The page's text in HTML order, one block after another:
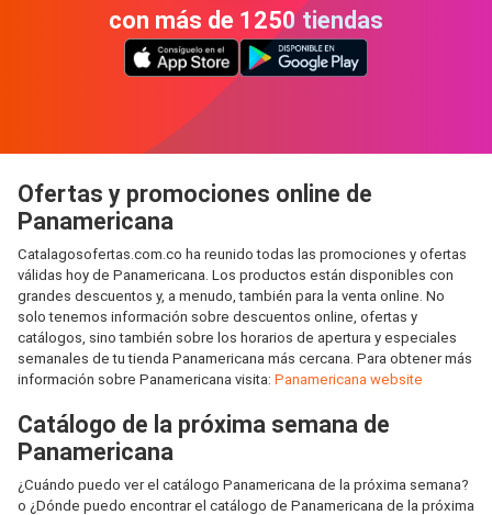
con más de 1250 tiendas
Ofertas y promociones online de
Panamericana
Catalagosofertas.com.co ha reunido todas las promociones y ofertas
válidas hoy de Panamericana. Los productos están disponibles con
grandes descuentos y, a menudo, también para la venta online. No
solo tenemos información sobre descuentos online, ofertas y
catálogos, sino también sobre los horarios de apertura y especiales
semanales de tu tienda Panamericana más cercana. Para obtener más
información sobre Panamericana visita: Panamericana website
Catálogo de la próxima semana de
Panamericana
¿Cuándo puedo ver el catálogo Panamericana de la próxima semana?
o ¿Dónde puedo encontrar el catálogo de Panamericana de la próxima